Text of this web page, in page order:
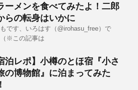
ーメンを食べてみたよ！二郎
らの転身はいかに
です、いろはす（@irohasu_free）で
※この記事は
泊レポ】小樽のとほ宿『小さ
の博物館』に泊まってみた